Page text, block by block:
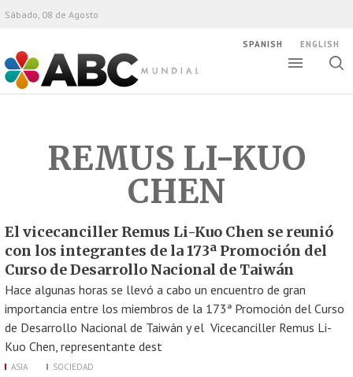
ABC Mundial
Sábado, 08 de Agosto
SPANISH ENGLISH
REMUS LI-KUO
CHEN
El vicecanciller Remus Li-Kuo Chen se reunió
con los integrantes de la 173ª Promoción del
Curso de Desarrollo Nacional de Taiwán
Hace algunas horas se llevó a cabo un encuentro de gran
importancia entre los miembros de la 173ª Promoción del Curso
de Desarrollo Nacional de Taiwán y el Vicecanciller Remus Li-
Kuo Chen, representante dest
ASIA SOCIEDAD